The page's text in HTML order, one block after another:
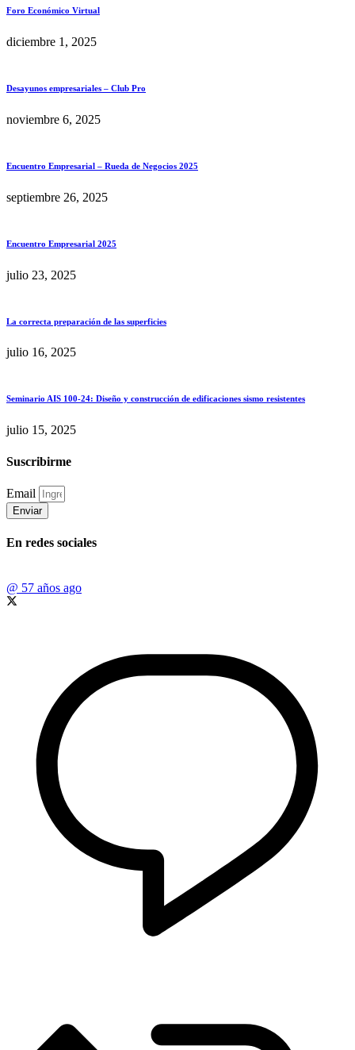
Foro Económico Virtual
diciembre 1, 2025
Desayunos empresariales – Club Pro
noviembre 6, 2025
Encuentro Empresarial – Rueda de Negocios 2025
septiembre 26, 2025
Encuentro Empresarial 2025
julio 23, 2025
La correcta preparación de las superficies
julio 16, 2025
Seminario AIS 100-24: Diseño y construcción de edificaciones sismo resistentes
julio 15, 2025
Suscribirme
Email
Enviar
En redes sociales
@ 57 años ago